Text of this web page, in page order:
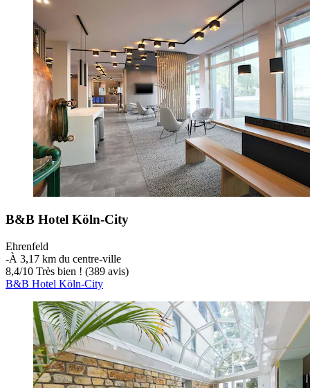
B&B Hotel Köln-City
Ehrenfeld
‐À 3,17 km du centre-ville
8,4/10 Très bien ! (389 avis)
B&B Hotel Köln-City